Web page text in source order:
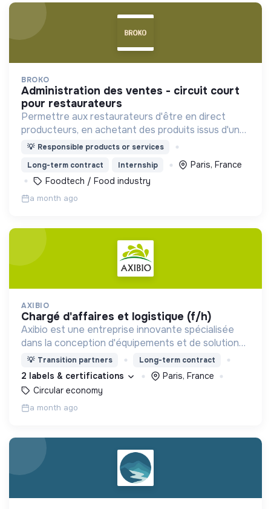
BROKO
administration des ventes - circuit court
pour restaurateurs
Permettre aux restaurateurs d'être en direct
producteurs, en achetant des produits issus d'une
agriculture durable et au juste prix !
💡 Responsible products or services
Long-term contract
Internship
Paris, France
Foodtech / Food industry
a month ago
AXIBIO
chargé d'affaires et logistique (f/h)
Axibio est une entreprise innovante spécialisée
dans la conception d'équipements et de solutions
pour la gestion des déchets et la lutte contre le
gaspillage.
💡 Transition partners Long-term contract
2 labels & certifications
Paris, France
Circular economy
a month ago